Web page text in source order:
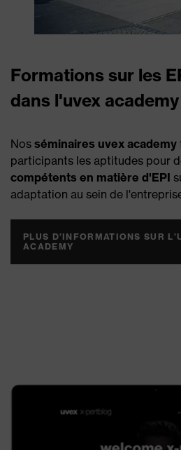
Formations sur les
dans l'uvex academy
Nos séminaires uvex academy
participants les aptitudes pour
compétents en matière d'EPI
adaptation au sein de
PLUS D'INFORMATIONS SUR
ACADEMY